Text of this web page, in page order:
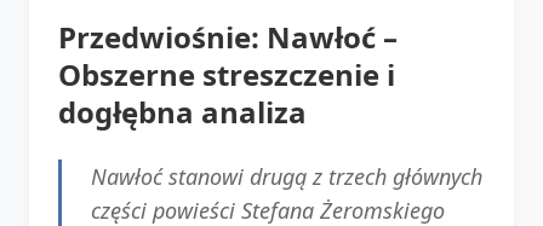
Przedwiośnie: Nawłoć –
Obszerne streszczenie i
dogłębna analiza
Nawłoć stanowi drugą z trzech głównych
części powieści Stefana Żeromskiego